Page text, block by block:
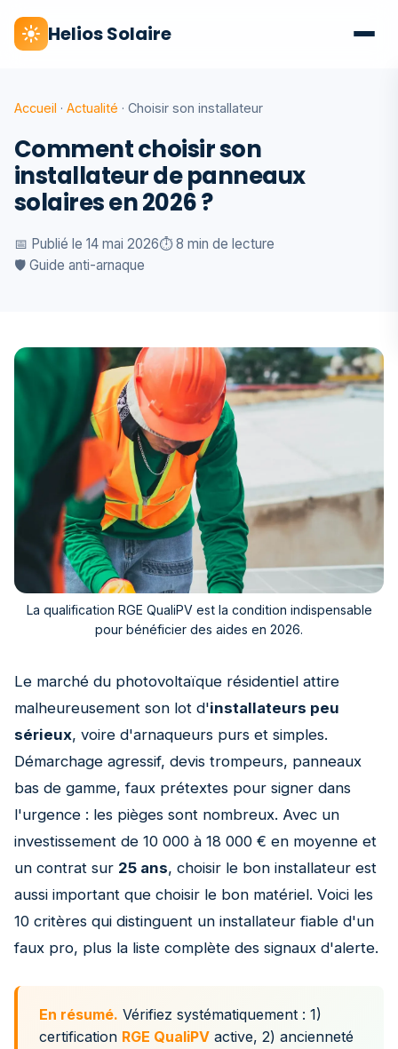
Helios Solaire
Accueil · Actualité · Choisir son installateur
Comment choisir son
installateur de panneaux
solaires en 2026 ?
📅 Publié le 14 mai 2026⏱️ 8 min de lecture
🛡 Guide anti-arnaque
La qualification RGE QualiPV est la condition indispensable
pour bénéficier des aides en 2026.
Le marché du photovoltaïque résidentiel attire
malheureusement son lot d'installateurs peu
sérieux, voire d'arnaqueurs purs et simples.
Démarchage agressif, devis trompeurs, panneaux
bas de gamme, faux prétextes pour signer dans
l'urgence : les pièges sont nombreux. Avec un
investissement de 10 000 à 18 000 € en moyenne et
un contrat sur 25 ans, choisir le bon installateur est
aussi important que choisir le bon matériel. Voici les
10 critères qui distinguent un installateur fiable d'un
faux pro, plus la liste complète des signaux d'alerte.
En résumé. Vérifiez systématiquement : 1)
certification RGE QualiPV active, 2) ancienneté